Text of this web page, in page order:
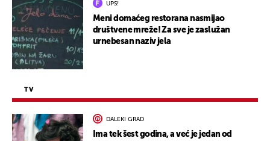
UPS!
Meni domaćeg restorana nasmijao
društvene mreže! Za sve je zaslužan
urnebesan naziv jela
TV
DALEKI GRAD
Ima tek šest godina, a već je jedan od